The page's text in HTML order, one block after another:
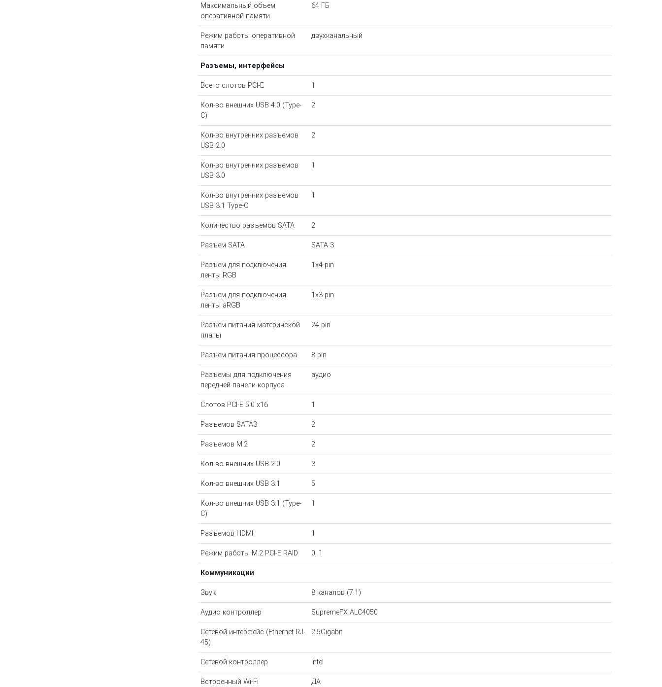
Максимальный объем
оперативной памяти
64 ГБ
Режим работы оперативной
памяти
двухканальный
Разъемы, интерфейсы
Всего слотов PCI-E 1
Кол-во внешних USB 4.0 (Type-
C)
2
Кол-во внутренних разъемов
USB 2.0
2
Кол-во внутренних разъемов
USB 3.0
1
Кол-во внутренних разъемов
USB 3.1 Type-C
1
Количество разъемов SATA 2
Разъем SATA SATA 3
Разъем для подключения
ленты RGB
1x4-pin
Разъем для подключения
ленты aRGB
1x3-pin
Разъем питания материнской
платы
24 pin
Разъем питания процессора 8 pin
Разъемы для подключения
передней панели корпуса
аудио
Слотов PCI-E 5.0 x16 1
Разъемов SATA3 2
Разъемов M.2 2
Кол-во внешних USB 2.0 3
Кол-во внешних USB 3.1 5
Кол-во внешних USB 3.1 (Type-
C)
1
Разъемов HDMI 1
Режим работы M.2 PCI-E RAID 0, 1
Коммуникации
Звук 8 каналов (7.1)
Аудио контроллер SupremeFX ALC4050
Сетевой интерфейс (Ethernet RJ-
45)
2.5Gigabit
Сетевой контроллер Intel
Встроенный Wi-Fi ДА